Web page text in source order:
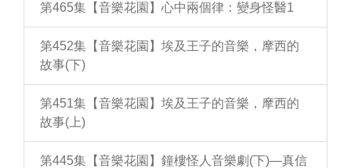
第465集【音樂花園】心中兩個律：變身怪醫1
第452集【音樂花園】埃及王子的音樂，摩西的
故事(下)
第451集【音樂花園】埃及王子的音樂，摩西的
故事(上)
第445集【音樂花園】鐘樓怪人音樂劇(下)—真信